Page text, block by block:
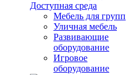
Доступная среда
Мебель для групп
Уличная мебель
Развивающие
оборудование
Игровое
оборудование